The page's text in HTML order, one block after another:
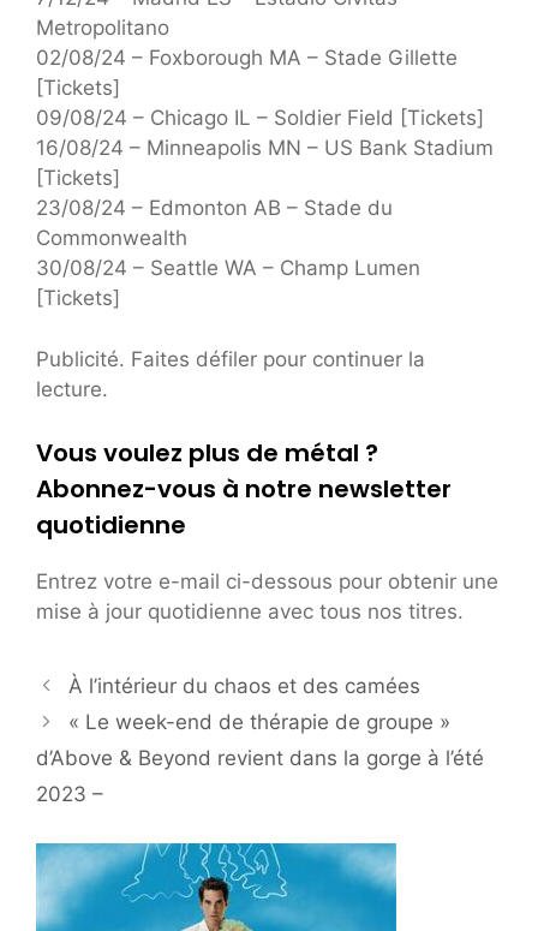
Metropolitano
02/08/24 – Foxborough MA – Stade Gillette
[Tickets]
09/08/24 – Chicago IL – Soldier Field [Tickets]
16/08/24 – Minneapolis MN – US Bank Stadium
[Tickets]
23/08/24 – Edmonton AB – Stade du
Commonwealth
30/08/24 – Seattle WA – Champ Lumen
[Tickets]
Publicité. Faites défiler pour continuer la
lecture.
Vous voulez plus de métal ?
Abonnez-vous à notre newsletter
quotidienne
Entrez votre e-mail ci-dessous pour obtenir une
mise à jour quotidienne avec tous nos titres.
À l’intérieur du chaos et des camées
« Le week-end de thérapie de groupe »
d’Above & Beyond revient dans la gorge à l’été
2023 –